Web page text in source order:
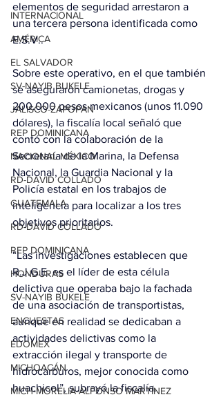
INTERNACIONAL
AMÉRICA
EL SALVADOR
SV-NAYIB BUKELE
JALISCO-ZAPOPAN
REP DOMINICANA
NACIONAL MÉXICO
RD-DAVID COLLADO
GUATEMALA
RD-DAVID COLLADO
REP DOMINICANA
HONDURAS
SV-NAYIB BUKELE
ENCUESTAS
EDOMEX
MICHOACÁN
MICH-MORELIA-ALFONSO MARTÍNEZ
elementos de seguridad arrestaron a
una tercera persona identificada como
E.S.V..
Sobre este operativo, en el que también
se aseguraron camionetas, drogas y
200.000 pesos mexicanos (unos 11.090
dólares), la fiscalía local señaló que
contó con la colaboración de la
Secretaría de la Marina, la Defensa
Nacional, la Guardia Nacional y la
Policía estatal en los trabajos de
inteligencia para localizar a los tres
objetivos prioritarios.
“Las investigaciones establecen que
R.J.G.E. es el líder de esta célula
delictiva que operaba bajo la fachada
de una asociación de transportistas,
aunque en realidad se dedicaban a
actividades delictivas como la
extracción ilegal y transporte de
hidrocarburos, mejor conocida como
huachicol”, subrayó la fiscalía.